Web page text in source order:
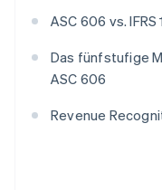
ASC 606 vs. IFRS
Das fünfstufige
ASC 606
Revenue